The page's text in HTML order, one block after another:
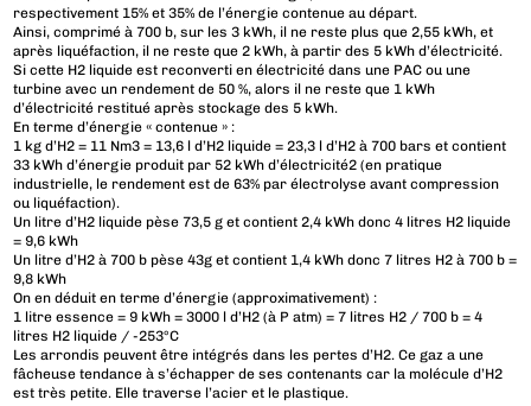
respectivement 15% et 35% de l’énergie contenue au départ.
Ainsi, comprimé à 700 b, sur les 3 kWh, il ne reste plus que 2,55 kWh, et
après liquéfaction, il ne reste que 2 kWh, à partir des 5 kWh d’électricité.
Si cette H2 liquide est reconverti en électricité dans une PAC ou une
turbine avec un rendement de 50 %, alors il ne reste que 1 kWh
d’électricité restitué après stockage des 5 kWh.
En terme d’énergie « contenue » :
1 kg d’H2 = 11 Nm3 = 13,6 l d’H2 liquide = 23,3 l d’H2 à 700 bars et contient
33 kWh d’énergie produit par 52 kWh d’électricité2 (en pratique
industrielle, le rendement est de 63% par électrolyse avant compression
ou liquéfaction).
Un litre d’H2 liquide pèse 73,5 g et contient 2,4 kWh donc 4 litres H2 liquide
= 9,6 kWh
Un litre d’H2 à 700 b pèse 43g et contient 1,4 kWh donc 7 litres H2 à 700 b =
9,8 kWh
On en déduit en terme d’énergie (approximativement) :
1 litre essence = 9 kWh = 3000 l d’H2 (à P atm) = 7 litres H2 / 700 b = 4
litres H2 liquide / -253°C
Les arrondis peuvent être intégrés dans les pertes d’H2. Ce gaz a une
fâcheuse tendance à s’échapper de ses contenants car la molécule d’H2
est très petite. Elle traverse l’acier et le plastique.